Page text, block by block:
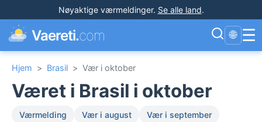
Nøyaktige værmeldinger. Se alle land.
Vaereti.com 🌐 ☰
Hjem > Brasil > Vær i oktober
Været i Brasil i oktober
Værmelding Vær i august
Vær i september